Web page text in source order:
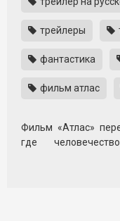
трейлеры
фантастика
фильм атлас
Фильм «Атлас»
где
технологической